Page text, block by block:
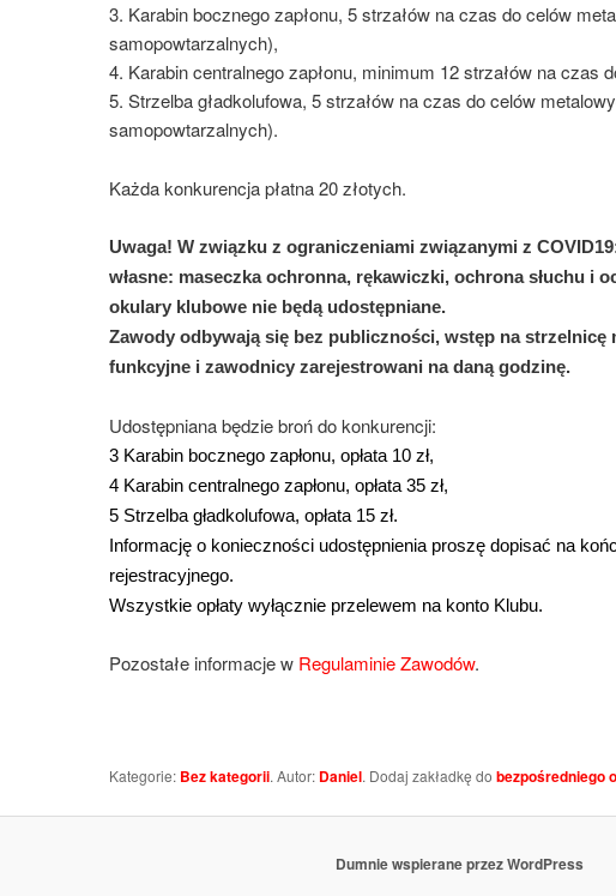
3. Karabin bocznego zapłonu, 5 strzałów na czas do celów
samopowtarzalnych),
4. Karabin centralnego zapłonu, minimum 12 strzałów na czas
5. Strzelba gładkolufowa, 5 strzałów na czas do celów
samopowtarzalnych).
Każda konkurencja płatna 20 złotych.
Uwaga! W związku z ograniczeniami związanymi z
własne: maseczka ochronna, rękawiczki, ochrona słuchu i
okulary klubowe nie będą udostępniane.
Zawody odbywają się bez publiczności, wstęp na strzelnicę
funkcyjne i zawodnicy zarejestrowani na daną godzinę.
Udostępniana będzie broń do konkurencji:
3 Karabin bocznego zapłonu, opłata 10 zł,
4 Karabin centralnego zapłonu, opłata 35 zł,
5 Strzelba gładkolufowa, opłata 15 zł.
Informację o konieczności udostępnienia proszę dopisać na
rejestracyjnego.
Wszystkie opłaty wyłącznie przelewem na konto Klubu.
Pozostałe informacje w Regulaminie Zawodów.
Kategorie: Bez kategorii. Autor: Daniel. Dodaj zakładkę do bezpośredniego
Dumnie wspierane przez WordPress